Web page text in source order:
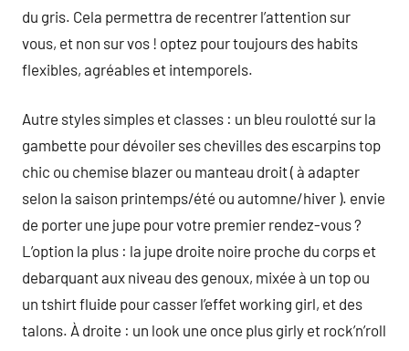
du gris. Cela permettra de recentrer l’attention sur
vous, et non sur vos ! optez pour toujours des habits
flexibles, agréables et intemporels.
Autre styles simples et classes : un bleu roulotté sur la
gambette pour dévoiler ses chevilles des escarpins top
chic ou chemise blazer ou manteau droit ( à adapter
selon la saison printemps/été ou automne/hiver ). envie
de porter une jupe pour votre premier rendez-vous ?
L’option la plus : la jupe droite noire proche du corps et
debarquant aux niveau des genoux, mixée à un top ou
un tshirt fluide pour casser l’effet working girl, et des
talons. À droite : un look une once plus girly et rock’n’roll